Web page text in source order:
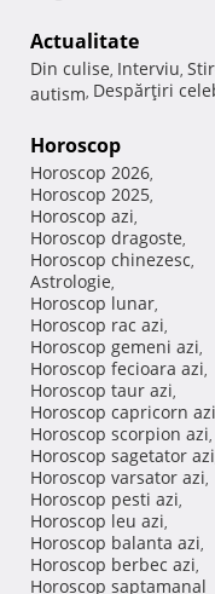
Actualitate
Din culise, Interviu,
autism, Despărţiri
Horoscop
Horoscop 2026,
Horoscop 2025,
Horoscop azi,
Horoscop dragoste,
Horoscop chinezesc,
Astrologie,
Horoscop lunar,
Horoscop rac azi,
Horoscop gemeni azi,
Horoscop fecioara azi,
Horoscop taur azi,
Horoscop capricorn azi
Horoscop scorpion azi,
Horoscop sagetator azi
Horoscop varsator azi,
Horoscop pesti azi,
Horoscop leu azi,
Horoscop balanta azi,
Horoscop berbec azi,
Horoscop saptamanal